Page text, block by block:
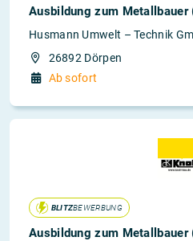
Ausbildung zum
Husmann Umwelt – Technik
26892 Dörpen
Ab sofort
BLITZBEWERBUNG
Ausbildung zum